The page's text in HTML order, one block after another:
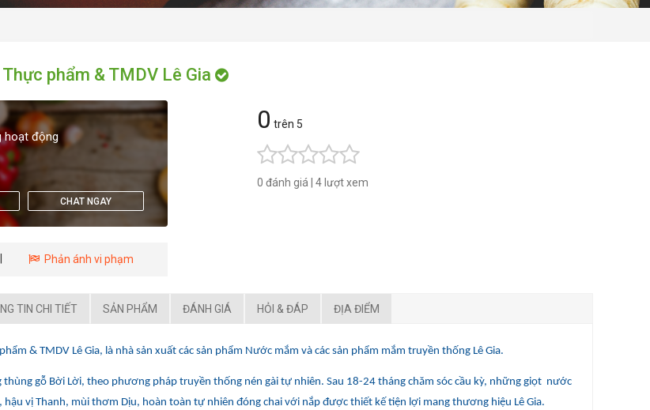
phẩm & TMDV Lê Gia
hoạt động
CHAT NGAY
Phản ánh vi phạm
0 trên 5
0 đánh giá 4 lượt xem
TIN CHI TIẾT SẢN PHẨM ĐÁNH GIÁ HỎI & ĐÁP ĐỊA ĐIỂM
& TMDV Lê Gia, là nhà sản xuất các sản phẩm Nước mắm và các sản phẩm mắm truyền thống Lê Gia.
gỗ Bời Lời, theo phương pháp truyền thống nén gài tự nhiên. Sau 18-24 tháng chăm sóc cầu kỳ, những giọt nước
hậu vị Thanh, mùi thơm Dịu, hoàn toàn tự nhiên đóng chai với nắp được thiết kế tiện lợi mang thương hiệu Lê Gia.